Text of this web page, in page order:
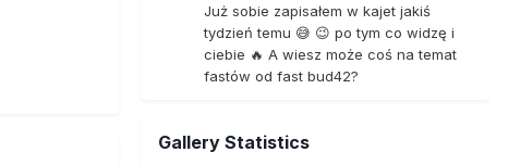
Już sobie zapisałem w kajet jakiś
tydzień temu 😅 😉 po tym co widzę i
ciebie 🔥 A wiesz może coś na temat
fastów od fast bud42?
Gallery Statistics